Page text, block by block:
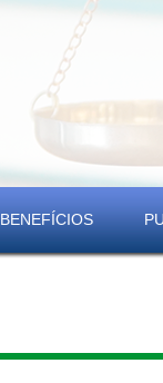
BENEFÍCIOS